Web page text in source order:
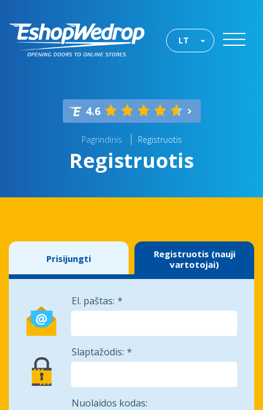
LT
4.6
Pagrindinis Registruotis
Registruotis
Prisijungti
Registruotis (nauji
vartotojai)
El. paštas:
Slaptažodis:
Nuolaidos kodas: